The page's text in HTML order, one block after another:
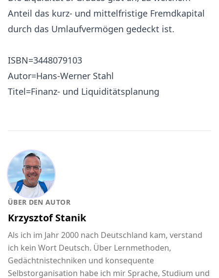
Anteil das kurz- und mittelfristige Fremdkapital
durch das Umlaufvermögen gedeckt ist.
ISBN=3448079103
Autor=Hans-Werner Stahl
Titel=Finanz- und Liquiditätsplanung
ÜBER DEN AUTOR
Krzysztof Stanik
Als ich im Jahr 2000 nach Deutschland kam, verstand
ich kein Wort Deutsch. Über Lernmethoden,
Gedächtnistechniken und konsequente
Selbstorganisation habe ich mir Sprache, Studium und